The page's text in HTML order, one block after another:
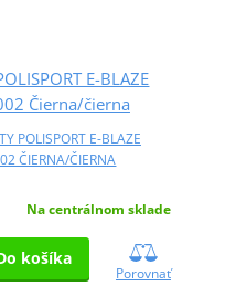
E-BLAZE
Čierna/čierna
Na centrálnom sklade
košíka
Porovnať